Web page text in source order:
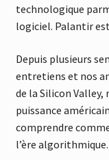
technologique
logiciel. Palantir
Depuis plusieurs
entretiens et nos
de la Silicon
puissance
comprendre
l’ère algorithmique.